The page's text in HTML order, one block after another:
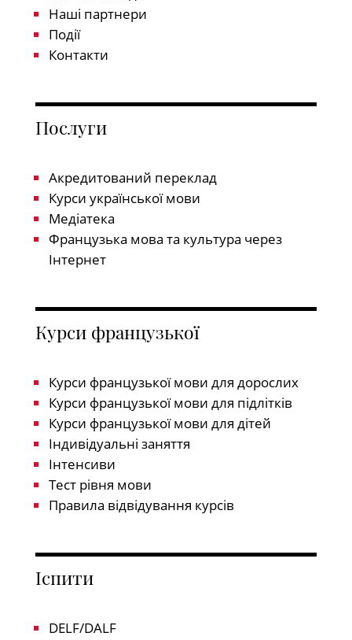
Наші партнери
Події
Контакти
Послуги
Акредитований переклад
Курси української мови
Медіатека
Французька мова та культура через
Інтернет
Курси французької
Курси французької мови для дорослих
Курси французької мови для підлітків
Курси французької мови для дітей
Індивідуальні заняття
Інтенсиви
Тест рівня мови
Правила відвідування курсів
Іспити
DELF/DALF